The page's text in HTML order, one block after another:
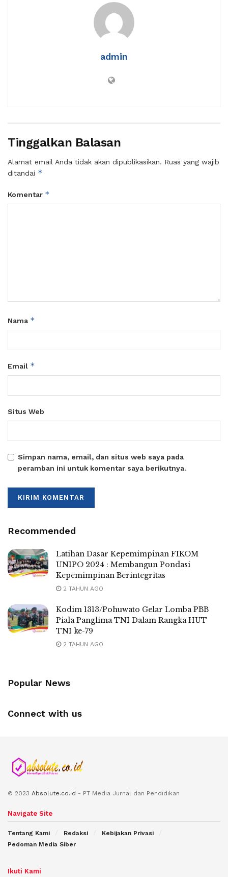
admin
Tinggalkan Balasan
Alamat email Anda tidak akan dipublikasikan. Ruas yang wajib
ditandai *
Komentar *
Nama *
Email *
Situs Web
Simpan nama, email, dan situs web saya pada
peramban ini untuk komentar saya berikutnya.
Recommended
Latihan Dasar Kepemimpinan FIKOM
UNIPO 2024 : Membangun Pondasi
Kepemimpinan Berintegritas
2 TAHUN AGO
Kodim 1313/Pohuwato Gelar Lomba PBB
Piala Panglima TNI Dalam Rangka HUT
TNI ke-79
2 TAHUN AGO
Popular News
Connect with us
© 2023 Absolute.co.id - PT Media Jurnal dan Pendidikan
Navigate Site
Tentang Kami Redaksi
Kebijakan Privasi
Pedoman Media Siber
Ikuti Kami